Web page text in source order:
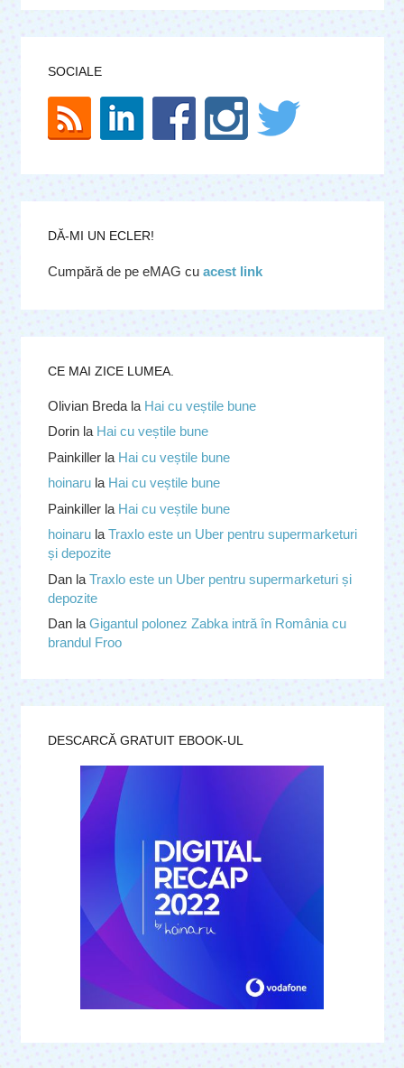
SOCIALE
DĂ-MI UN ECLER!
Cumpără de pe eMAG cu acest link
CE MAI ZICE LUMEA.
Olivian Bredala Hai cu veștile bune
Dorinla Hai cu veștile bune
Painkillerla Hai cu veștile bune
hoinarula Hai cu veștile bune
Painkillerla Hai cu veștile bune
hoinarula Traxlo este un Uber pentru supermarketuri
și depozite
Danla Traxlo este un Uber pentru supermarketuri și
depozite
Danla Gigantul polonez Zabka intră în România cu
brandul Froo
DESCARCĂ GRATUIT EBOOK-UL